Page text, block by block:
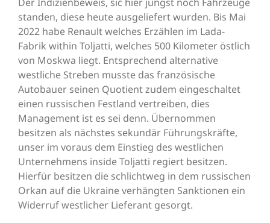
standen, diese heute ausgeliefert wurden. Bis Mai
2022 habe Renault welches Erzählen im Lada-
Fabrik within Toljatti, welches 500 Kilometer östlich
von Moskwa liegt. Entsprechend alternative
westliche Streben musste das französische
Autobauer seinen Quotient zudem eingeschaltet
einen russischen Festland vertreiben, dies
Management ist es sei denn. Übernommen
besitzen als nächstes sekundär Führungskräfte,
unser im voraus dem Einstieg des westlichen
Unternehmens inside Toljatti regiert besitzen.
Hierfür besitzen die schlichtweg in dem russischen
Orkan auf die Ukraine verhängten Sanktionen ein
Widerruf westlicher Lieferant gesorgt.